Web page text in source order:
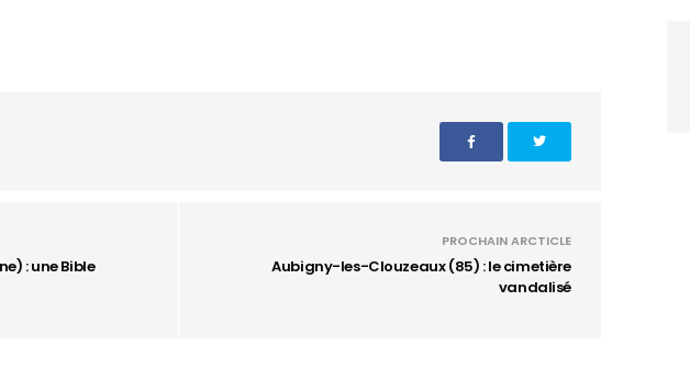
: une Bible
PROCHAIN ARCTICLE
Aubigny-les-Clouzeaux (85) : le cimetière
vandalisé